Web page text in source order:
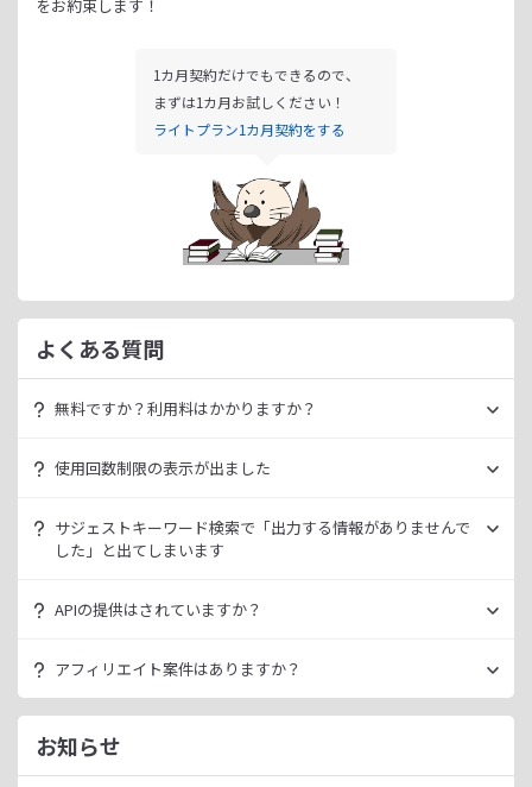
をお約束します！
1カ月契約だけでもできるので、
まずは1カ月お試しください！
ライトプラン1カ月契約をする
よくある質問
無料ですか？利用料はかかりますか？
いきなり課金されるようなことはございませんので、安心し
ただ、有料プランを利用することでよりニッチなキーワード
上させることができます。
使用回数制限の表示が出ました
ラッコID（メールアドレスのみ30秒登録）にご登録いただく
ことで制限が緩和されます。（※制限リセットは0時）
ご登録済みで制限に到達された場合は、有料プランのご利用
サジェストキーワード検索で「出力する情報がありませんで
した」と出てしまいます
ッコキーワードでも出力することができません。
サジェスト情報を出さない仕様になっております。
今後はサジェスト以外のキーワード取得手段も有料プランに
て提供してまいりますので、そちらにて対応できる見通しで
ございます。
APIの提供はされていますか？
詳細は ラッコキーワードAPIドキュメント
い。
アフィリエイト案件はありますか？
ラッコIDアフィリエイトにて、「ラッコキーワード」のアフ
ィリエイト案件をお取り扱いいたしております。
無料のユーザー登録、利用開始（初回ログイン）と有料プラ
お知らせ